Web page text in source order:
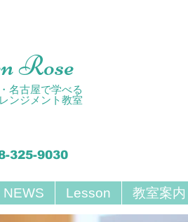
Rose
名古屋で学べる
ンジメント教室
325-9030
NEWS Lesson 教室案内